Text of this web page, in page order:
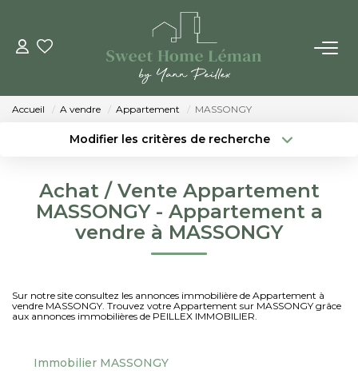
ACHETER
VENDRE
Qui Sommes-Nous
Nous Rejoindre
Accueil A vendre Appartement MASSONGY
Modifier les critères de recherche
Surface min Budget max
Plus de critères Créer une alerte
Achat / Vente Appartement
MASSONGY - Appartement a
vendre à MASSONGY
Sur notre site consultez les annonces immobilière de Appartement à
vendre MASSONGY. Trouvez votre Appartement sur MASSONGY grâce
aux annonces immobilières de PEILLEX IMMOBILIER.
Immobilier MASSONGY